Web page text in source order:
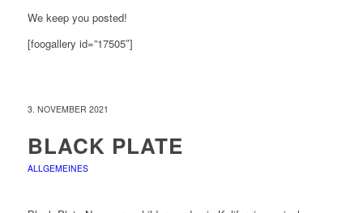
We keep you posted!
[foogallery id=”17505″]
3. NOVEMBER 2021
BLACK PLATE
ALLGEMEINES